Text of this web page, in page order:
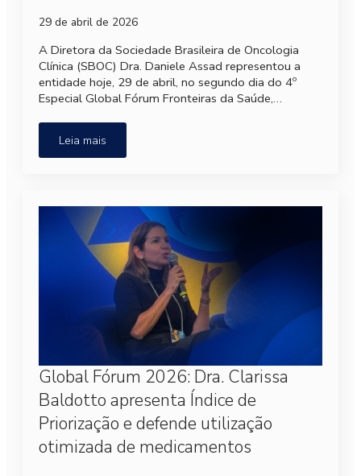
29 de abril de 2026
A Diretora da Sociedade Brasileira de Oncologia
Clínica (SBOC) Dra. Daniele Assad representou a
entidade hoje, 29 de abril, no segundo dia do 4º
Especial Global Fórum Fronteiras da Saúde,…
Leia mais
Global Fórum 2026: Dra. Clarissa
Baldotto apresenta Índice de
Priorização e defende utilização
otimizada de medicamentos